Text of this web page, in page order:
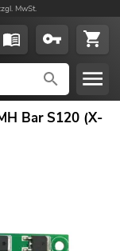
MwSt.
Bar S120 (X-